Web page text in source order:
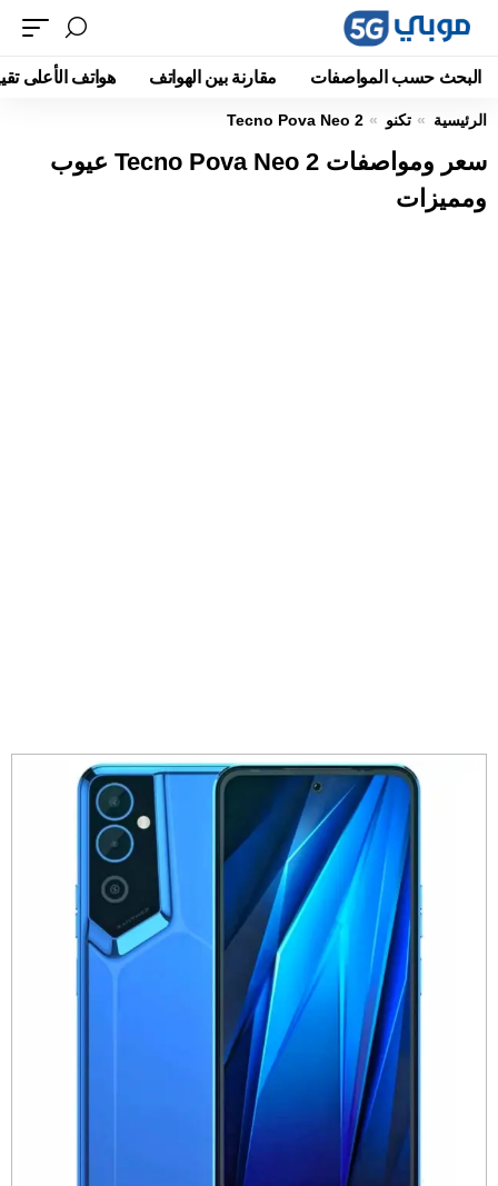
البحث حسب المواصفات مقارنة بين الهواتف هواتف الأعلى
الرئيسية تكنو Tecno Pova Neo 2
سعر ومواصفات Tecno Pova Neo 2 عيوب
ومميزات